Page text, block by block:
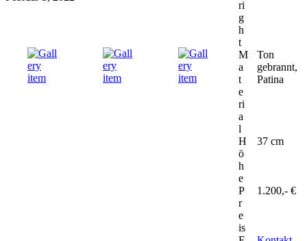
ri
g
h
t
M
a
t
e
ri
a
l
Ton
gebrannt,
Patina
H
ö
h
e
37 cm
P
r
e
is
1.200,- €